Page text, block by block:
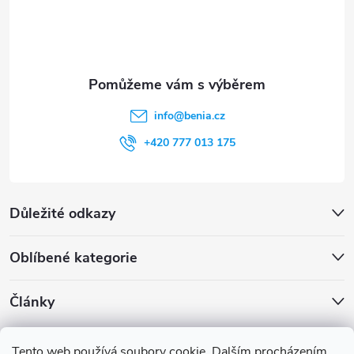
Důležité odkazy
Oblíbené kategorie
Články
info@benia.cz
+420 777 013 175